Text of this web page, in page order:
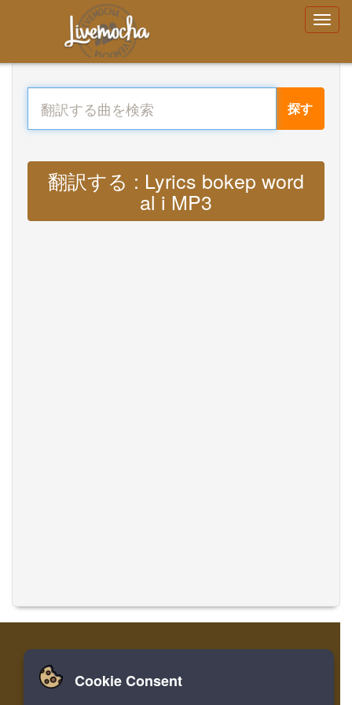
探す
翻訳する : Lyrics bokep word
al i MP3
家 ログイン 登録
Cookie Consent